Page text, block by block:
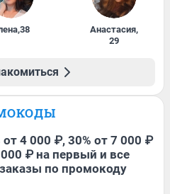
,38 Анастасия,
29
4 000 ₽, 30% от 7 000 ₽
000 ₽ на первый и все
по промокоду